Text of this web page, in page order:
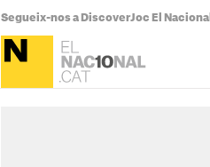
Segueix-nos a DiscoverJoc El Nacional